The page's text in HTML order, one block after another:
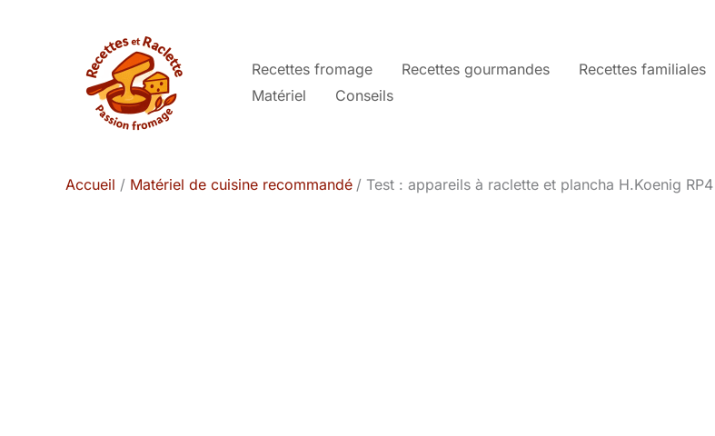
Recettes fromage Recettes gourmandes Recettes familiales
Matériel
Conseils
Accueil Matériel de cuisine recommandé Test : appareils à raclette et plancha H.Koenig RP4